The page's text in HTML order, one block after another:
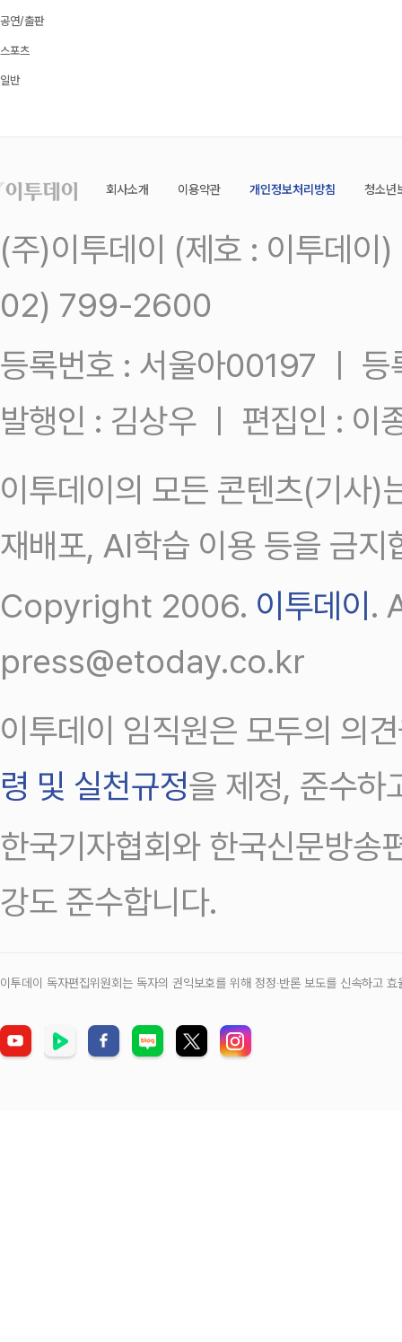
공연/출판
스포츠
일반
회사소개 이용약관 개인정보처리방침 청소년
(주)이투데이 (제호 : 이투데
02) 799-2600
등록번호 : 서울아00197 ㅣ
발행인 : 김상우 ㅣ 편집인 : 이
이투데이의 모든 콘텐츠(기사)
재배포, AI학습 이용 등을 금지
Copyright 2006. 이투데이 .
press@etoday.co.kr
이투데이 임직원은 모두의 의
령 및 실천규정을 제정, 준수하
한국기자협회와 한국신문방송
강도 준수합니다.
이투데이 독자편집위원회는 독자의 권익보호를 위해 정정‧반론 보도를 신속하고